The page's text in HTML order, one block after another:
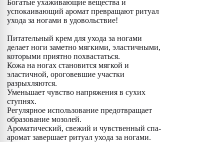
Богатые ухаживающие вещества и
успокаивающий аромат превращают ритуал
ухода за ногами в удовольствие!
Питательный крем для ухода за ногами
делает ноги заметно мягкими, эластичными,
которыми приятно похвастаться.
Кожа на ногах становится мягкой и
эластичной, ороговевшие участки
разрыхляются.
Уменьшает чувство напряжения в сухих
ступнях.
Регулярное использование предотвращает
образование мозолей.
Ароматический, свежий и чувственный спа-
аромат завершает ритуал ухода за ногами.